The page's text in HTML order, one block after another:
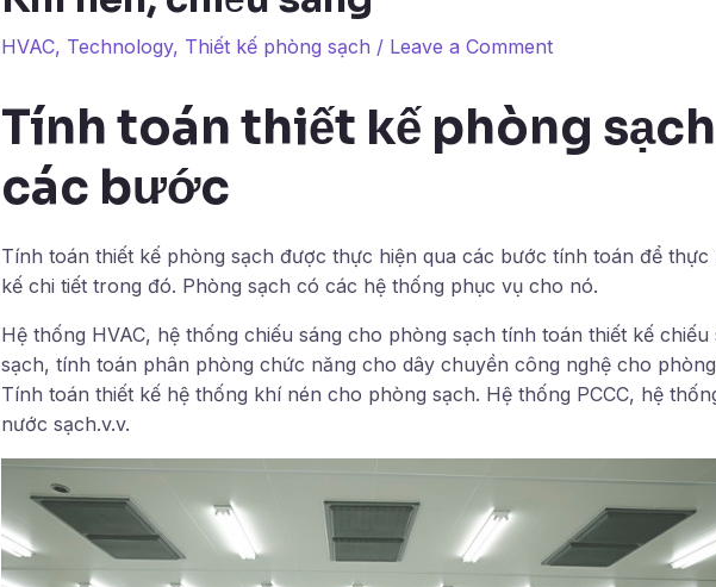
HVAC, Technology, Thiết kế phòng sạch / Leave a Comment
Tính toán thiết kế phòng
các bước
Tính toán thiết kế phòng sạch được thực hiện qua các bước tính toán để thực
kế chi tiết trong đó. Phòng sạch có các hệ thống phục vụ cho nó.
Hệ thống HVAC, hệ thống chiếu sáng cho phòng sạch tính toán thiết kế
sạch, tính toán phân phòng chức năng cho dây chuyền công nghệ cho
Tính toán thiết kế hệ thống khí nén cho phòng sạch. Hệ thống PCCC, hệ
nước sạch.v.v.